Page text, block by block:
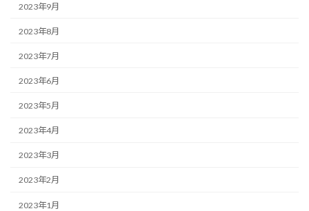
2023年9月
2023年8月
2023年7月
2023年6月
2023年5月
2023年4月
2023年3月
2023年2月
2023年1月